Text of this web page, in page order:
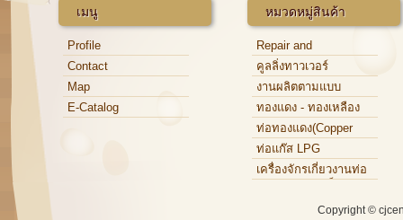
เมนู
Profile
Contact
Map
E-Catalog
หมวดหมู่สินค้า
Repair and
Maintenance
คูลลิ่งทาวเวอร์
งานผลิตตามแบบ
ทองแดง - ทองเหลือง
ท่อทองแดง(Copper
Tube)
ท่อแก๊ส LPG
เครื่องจักรเกี่ยวงานท่อ
Copyright ©